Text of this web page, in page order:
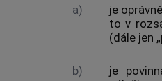
a)
je
to v
(dále jen
b)
je